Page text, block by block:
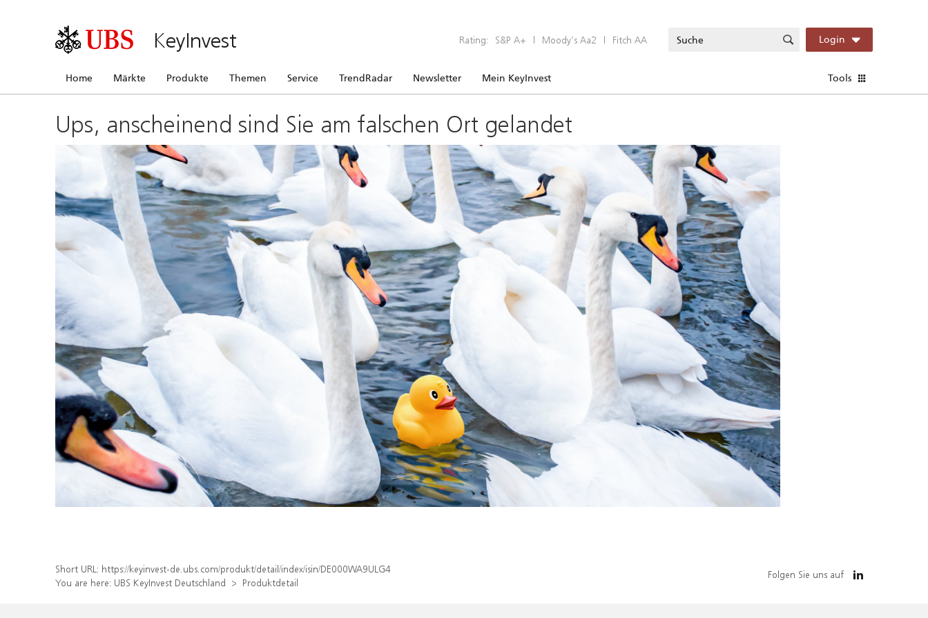
KeyInvest Rating: S&P A+ | Moody’s Aa2 | Fitch AA Login
Home Märkte Produkte Themen Service TrendRadar Newsletter Mein KeyInvest Tools
Ups, anscheinend sind Sie am falschen Ort gelandet
Short URL: https://keyinvest-de.ubs.com/produkt/detail/index/isin/DE000WA9ULG4
You are here: UBS KeyInvest Deutschland Produktdetail
Folgen Sie uns auf